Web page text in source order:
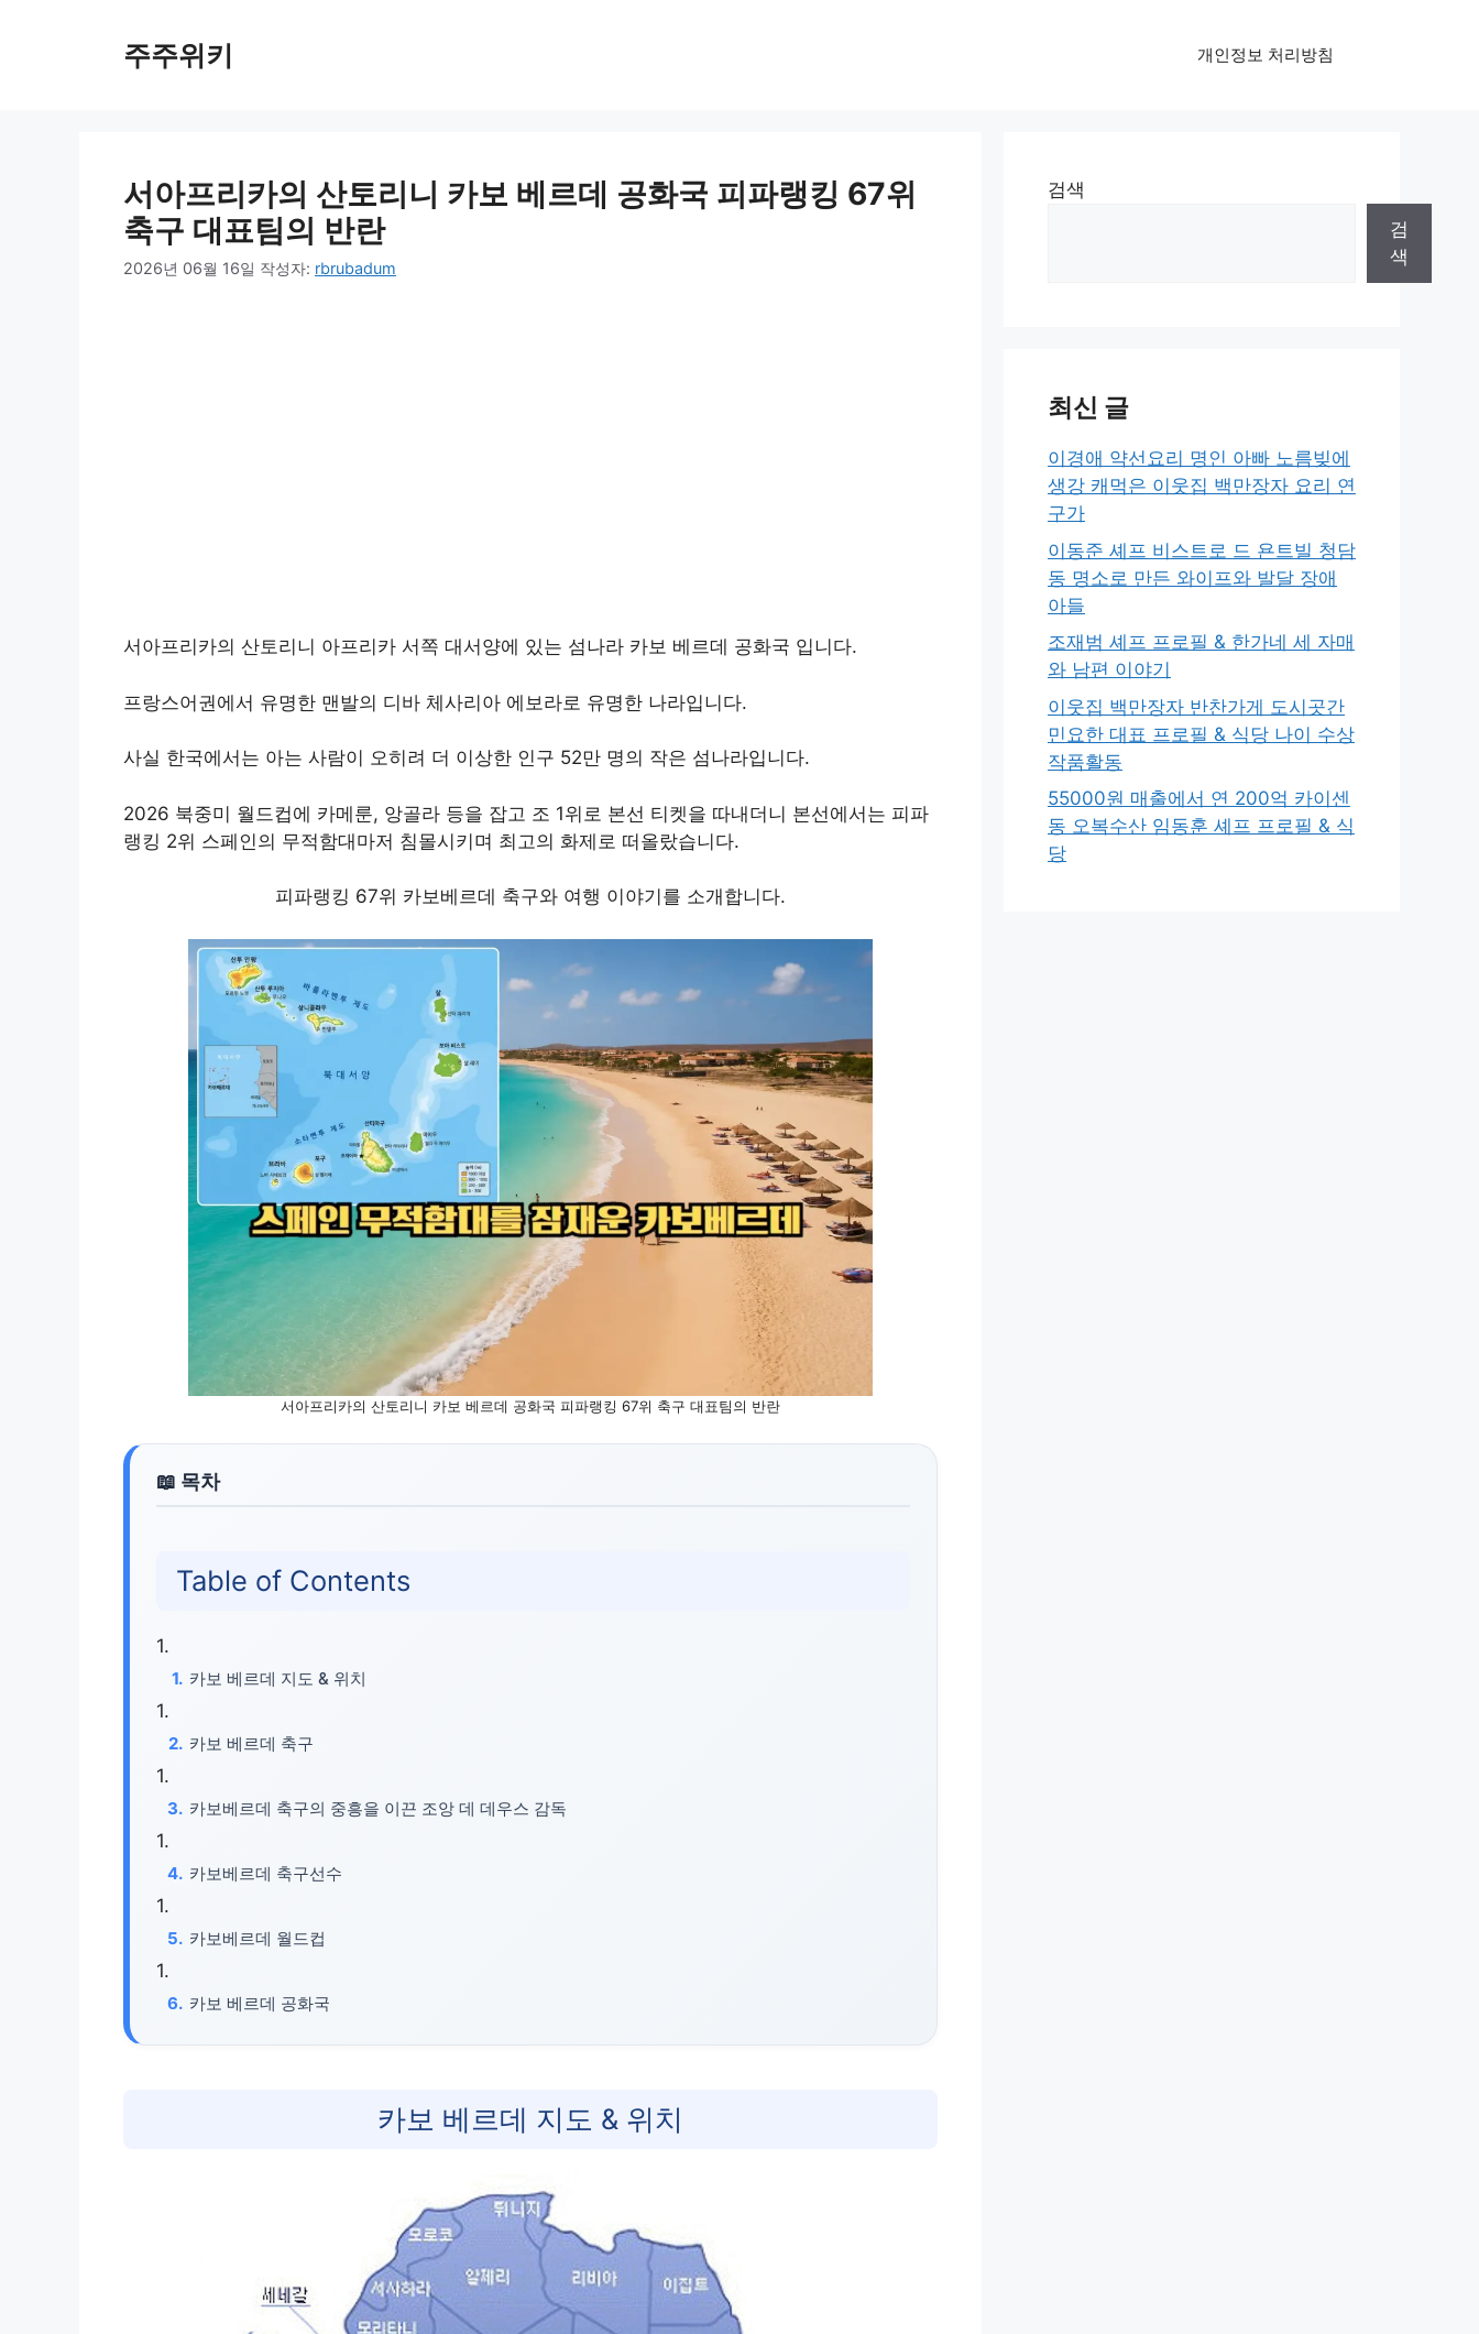
주주위키 개인정보 처리방침
서아프리카의 산토리니 카보 베르데 공화국 피파랭킹 67위
축구 대표팀의 반란
2026년 06월 16일 작성자: rbrubadum
서아프리카의 산토리니 아프리카 서쪽 대서양에 있는 섬나라 카보 베르데 공화국 입니다.
프랑스어권에서 유명한 맨발의 디바 체사리아 에보라로 유명한 나라입니다.
사실 한국에서는 아는 사람이 오히려 더 이상한 인구 52만 명의 작은 섬나라입니다.
2026 북중미 월드컵에 카메룬, 앙골라 등을 잡고 조 1위로 본선 티켓을 따내더니 본선에서는 피파
랭킹 2위 스페인의 무적함대마저 침몰시키며 최고의 화제로 떠올랐습니다.
피파랭킹 67위 카보베르데 축구와 여행 이야기를 소개합니다.
서아프리카의 산토리니 카보 베르데 공화국 피파랭킹 67위 축구 대표팀의 반란
Table of Contents
카보 베르데 지도 & 위치
카보 베르데 축구
카보베르데 축구의 중흥을 이끈 조앙 데 데우스 감독
카보베르데 축구선수
카보베르데 월드컵
카보 베르데 공화국
카보 베르데 지도 & 위치
검색
검
색
최신 글
이경애 약선요리 명인 아빠 노름빚에
생강 캐먹은 이웃집 백만장자 요리 연
구가
이동준 셰프 비스트로 드 욘트빌 청담
동 명소로 만든 와이프와 발달 장애
아들
조재범 셰프 프로필 & 한가네 세 자매
와 남편 이야기
이웃집 백만장자 반찬가게 도시곳간
민요한 대표 프로필 & 식당 나이 수상
작품활동
55000원 매출에서 연 200억 카이센
동 오복수산 임동훈 셰프 프로필 & 식
당